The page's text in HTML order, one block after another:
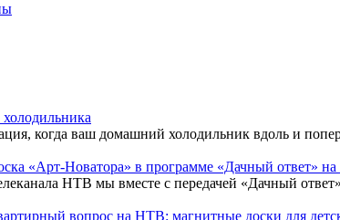
когда ваш домашний холодильник вдоль и
«Арт-Новатора» в программе «Дачный ответ»
НТВ мы вместе с передачей «Дачный
вопрос на НТВ: магнитные доски для